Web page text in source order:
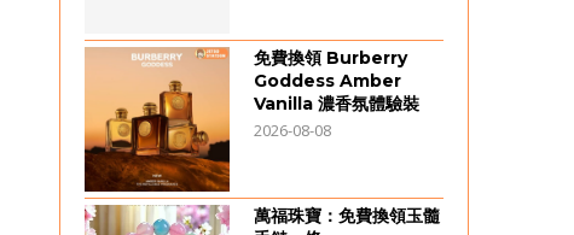
免費換領 Burberry
Goddess Amber
Vanilla 濃香氛體驗裝
2026-08-08
萬福珠寶：免費換領玉髓